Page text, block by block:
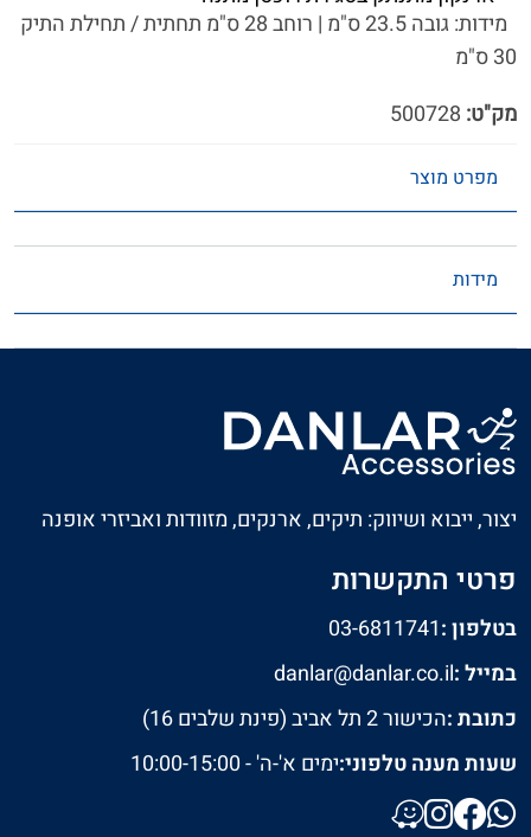
מידות: גובה 23.5 ס"מ | רוחב 28 ס"מ תחתית / תחילת התיק
30 ס"מ
מק"ט:
מפרט מוצר
מידות
יצור, ייבוא ושיווק: תיקים, ארנקים, מזוודות ואביזרי אופנה
פרטי התקשרות
בטלפון :03-6811741
במייל :danlar@danlar.co.il
כתובת :הכישור 2 תל אביב (פינת שלבים 16)
שעות מענה טלפוני:ימים א'-ה' - 10:00-15:00